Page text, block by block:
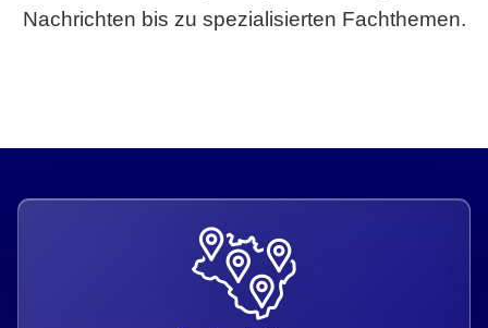
Nachrichten bis zu spezialisierten Fachthemen.